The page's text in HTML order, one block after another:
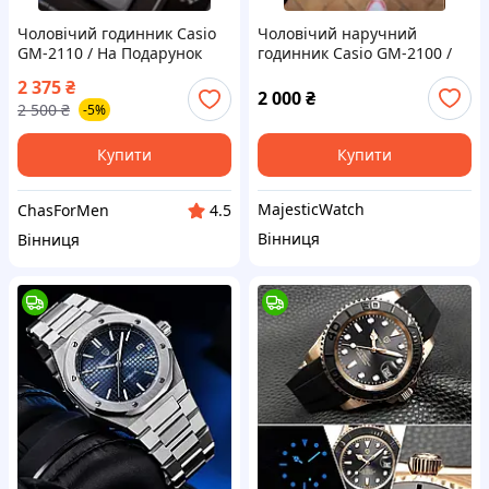
Чоловічий годинник Casio
GM-2110 / На Подарунок
2 375₴
2 500 ₴ -5%
Купити
ChasForMen
4.5
Вінниця
Чоловічий наручний
годинник Casio GM-2100 /
2 000₴
Купити
MajesticWatch
Вінниця